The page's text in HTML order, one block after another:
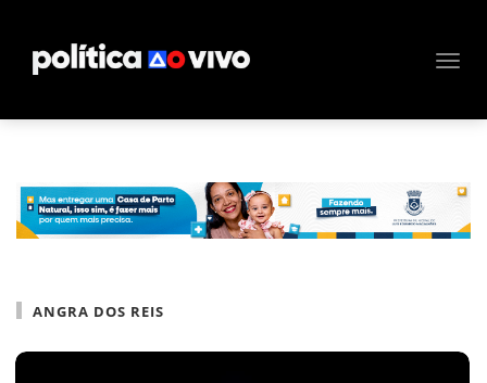
ANGRA DOS REIS